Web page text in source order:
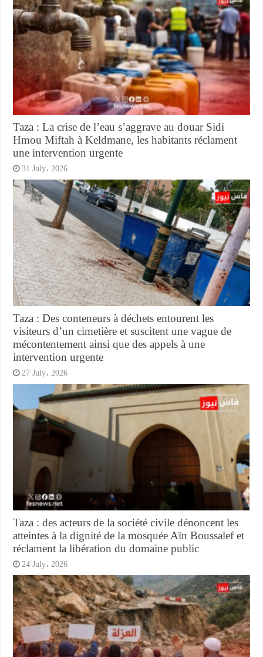
Taza : La crise de l’eau s’aggrave au douar Sidi
Hmou Miftah à Keldmane, les habitants réclament
une intervention urgente
31 July، 2026
Taza : Des conteneurs à déchets entourent les
visiteurs d’un cimetière et suscitent une vague de
mécontentement ainsi que des appels à une
intervention urgente
27 July، 2026
Taza : des acteurs de la société civile dénoncent les
atteintes à la dignité de la mosquée Aïn Boussalef et
réclament la libération du domaine public
24 July، 2026